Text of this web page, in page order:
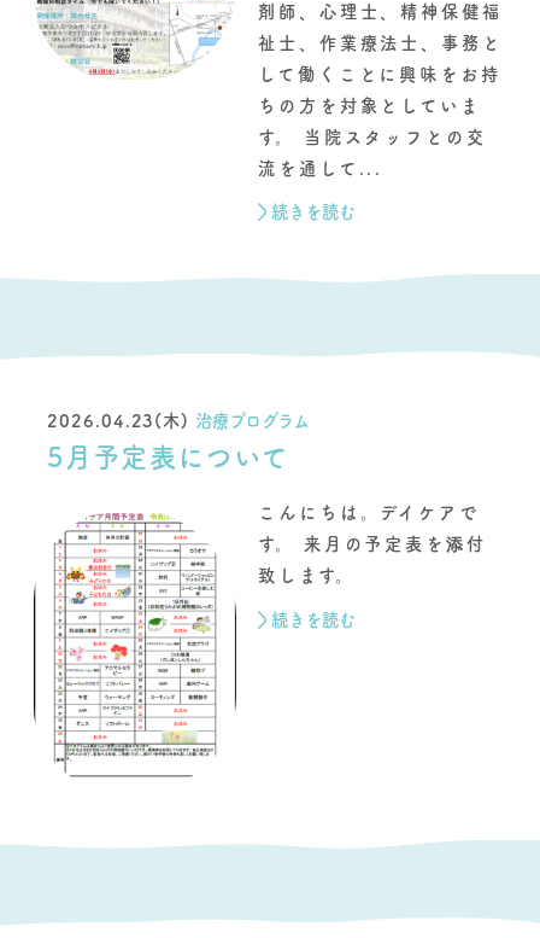
剤師、心理士、精神保健福
祉士、作業療法士、事務と
して働くことに興味をお持
ちの方を対象としていま
す。 当院スタッフとの交
流を通して...
続きを読む
2026.04.23(木) 治療プログラム
5月予定表について
こんにちは。デイケアで
す。 来月の予定表を添付
致します。
続きを読む